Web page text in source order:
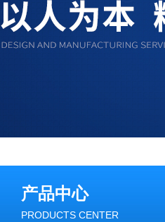
产品中心
PRODUCTS CENTER